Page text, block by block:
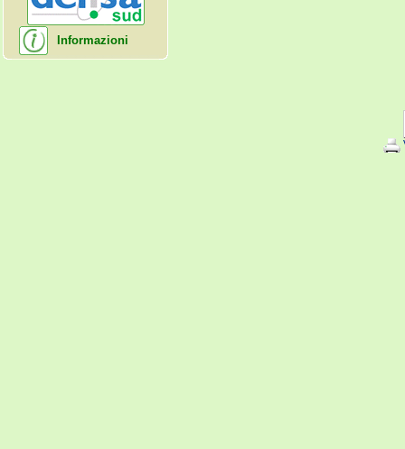
Informazioni